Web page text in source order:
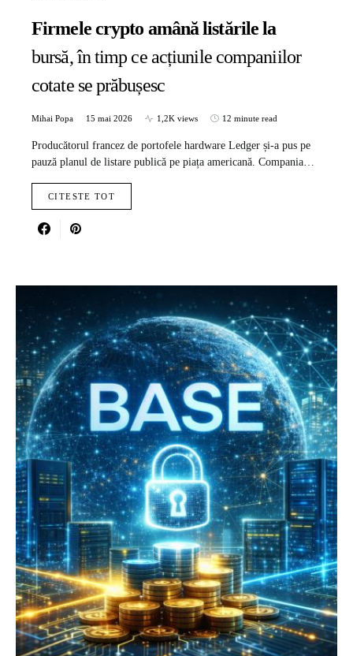
Firmele crypto amână listările la
bursă, în timp ce acțiunile companiilor
cotate se prăbușesc
Mihai Popa 15 mai 2026 1,2K views 12 minute read
Producătorul francez de portofele hardware Ledger și-a pus pe
pauză planul de listare publică pe piața americană. Compania…
CITESTE TOT